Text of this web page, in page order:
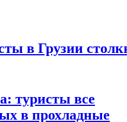
в Грузии
туристы все
в прохладные